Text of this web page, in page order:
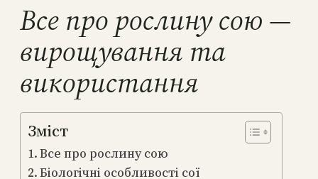
Все про рослину сою —
вирощування та
використання
Зміст
Все про рослину сою
Біологічні особливості сої